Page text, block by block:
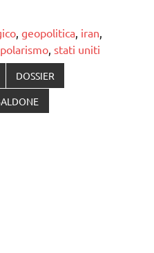
, geopolitica, iran,
, stati uniti
DOSSIER